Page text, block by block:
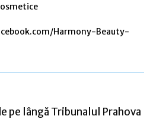
Harmony-Beauty-
pe lângă Tribunalul Prahova